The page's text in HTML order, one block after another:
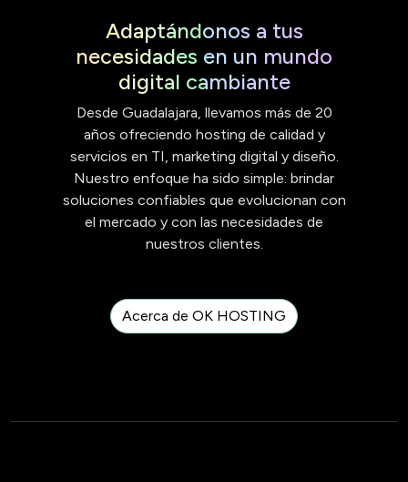
Adaptándonos a tus
necesidades en un mundo
digital cambiante
Desde Guadalajara, llevamos más de 20
años ofreciendo hosting de calidad y
servicios en TI, marketing digital y diseño.
Nuestro enfoque ha sido simple: brindar
soluciones confiables que evolucionan con
el mercado y con las necesidades de
nuestros clientes.
Acerca de OK HOSTING